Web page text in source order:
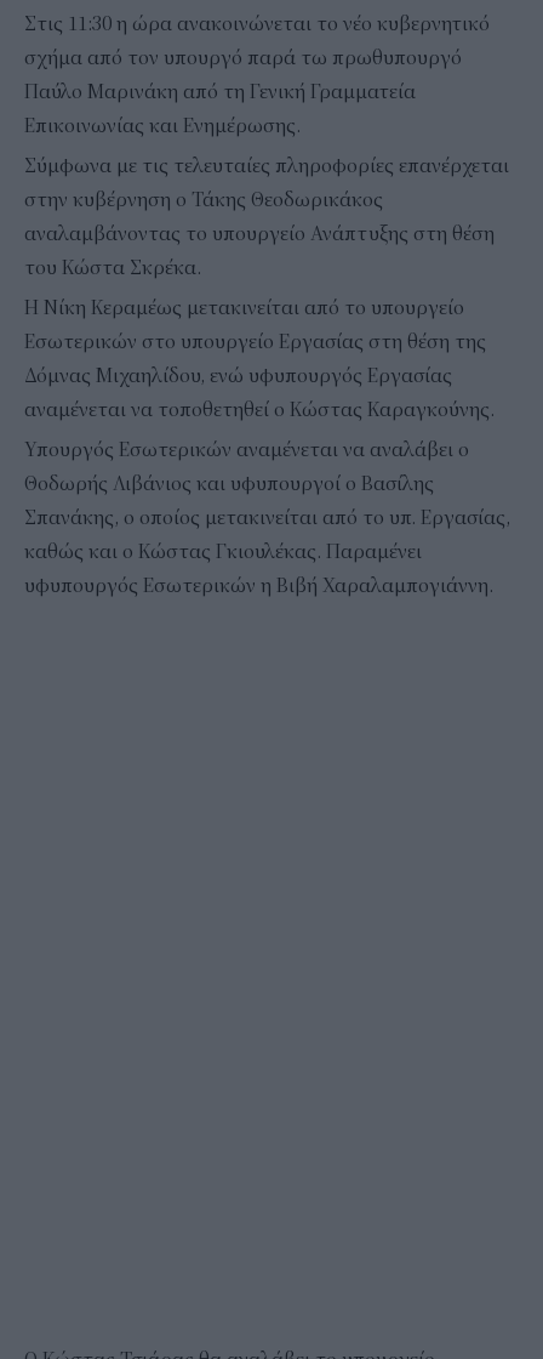
Στις 11:30 η ώρα ανακοινώνεται το νέο κυβερνητικό
σχήμα από τον υπουργό παρά τω πρωθυπουργό
Παύλο Μαρινάκη από τη Γενική Γραμματεία
Επικοινωνίας και Ενημέρωσης.
Σύμφωνα με τις τελευταίες πληροφορίες επανέρχεται
στην κυβέρνηση ο Τάκης Θεοδωρικάκος
αναλαμβάνοντας το υπουργείο Ανάπτυξης στη θέση
του Κώστα Σκρέκα.
Η Νίκη Κεραμέως μετακινείται από το υπουργείο
Εσωτερικών στο υπουργείο Εργασίας στη θέση της
Δόμνας Μιχαηλίδου, ενώ υφυπουργός Εργασίας
αναμένεται να τοποθετηθεί ο Κώστας Καραγκούνης.
Υπουργός Εσωτερικών αναμένεται να αναλάβει ο
Θοδωρής Λιβάνιος και υφυπουργοί ο Βασίλης
Σπανάκης, ο οποίος μετακινείται από το υπ. Εργασίας,
καθώς και ο Κώστας Γκιουλέκας. Παραμένει
υφυπουργός Εσωτερικών η Βιβή Χαραλαμπογιάννη.